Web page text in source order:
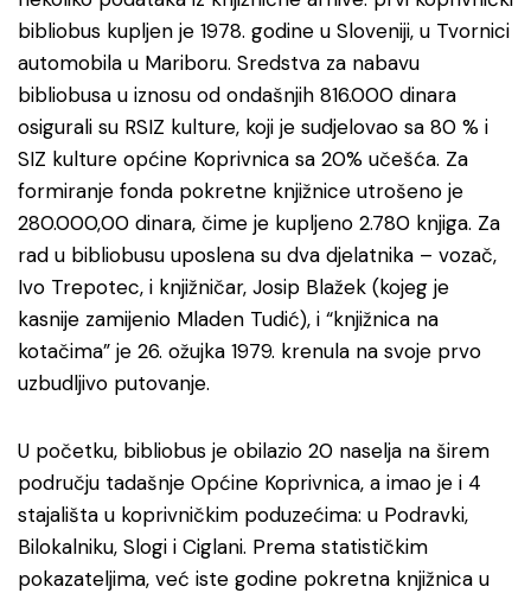
bibliobus kupljen je 1978. godine u Sloveniji, u Tvornici
automobila u Mariboru. Sredstva za nabavu
bibliobusa u iznosu od ondašnjih 816.000 dinara
osigurali su RSIZ kulture, koji je sudjelovao sa 80 % i
SIZ kulture općine Koprivnica sa 20% učešća. Za
formiranje fonda pokretne knjižnice utrošeno je
280.000,00 dinara, čime je kupljeno 2.780 knjiga. Za
rad u bibliobusu uposlena su dva djelatnika – vozač,
Ivo Trepotec, i knjižničar, Josip Blažek (kojeg je
kasnije zamijenio Mladen Tudić), i “knjižnica na
kotačima” je 26. ožujka 1979. krenula na svoje prvo
uzbudljivo putovanje.
U početku, bibliobus je obilazio 20 naselja na širem
području tadašnje Općine Koprivnica, a imao je i 4
stajališta u koprivničkim poduzećima: u Podravki,
Bilokalniku, Slogi i Ciglani. Prema statističkim
pokazateljima, već iste godine pokretna knjižnica u